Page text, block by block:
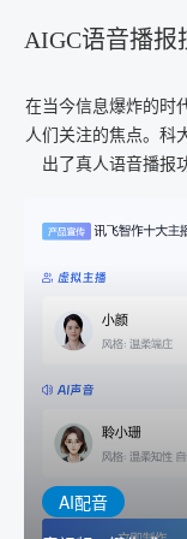
AIGC语音播
在当今信息爆炸的时
人们关注的焦点。科
出了真人语音播报
AI配音
AI配音
音视频一键生成
室"中输入文本或录
出